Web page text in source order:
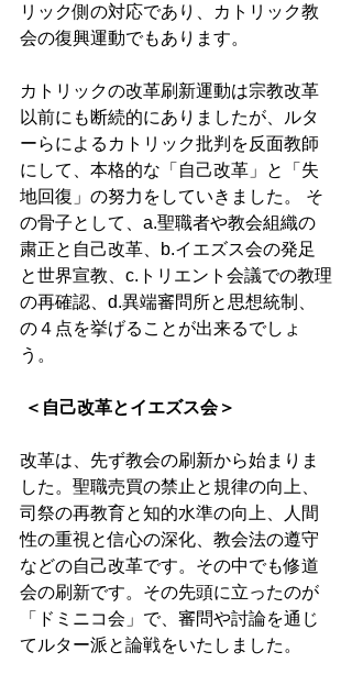
リック側の対応であり、カトリック教
会の復興運動でもあります。
カトリックの改革刷新運動は宗教改革
以前にも断続的にありましたが、ルタ
ーらによるカトリック批判を反面教師
にして、本格的な「自己改革」と「失
地回復」の努力をしていきました。 そ
の骨子として、a.聖職者や教会組織の
粛正と自己改革、b.イエズス会の発足
と世界宣教、c.トリエント会議での教理
の再確認、d.異端審問所と思想統制、
の４点を挙げることが出来るでしょ
う。
＜自己改革とイエズス会＞
改革は、先ず教会の刷新から始まりま
した。聖職売買の禁止と規律の向上、
司祭の再教育と知的水準の向上、人間
性の重視と信心の深化、教会法の遵守
などの自己改革です。その中でも修道
会の刷新です。その先頭に立ったのが
「ドミニコ会」で、審問や討論を通じ
てルター派と論戦をいたしました。